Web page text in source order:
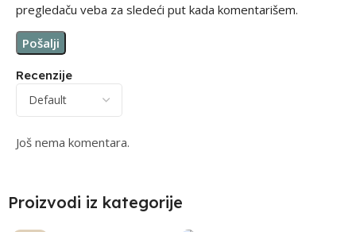
Recenzije
Još nema komentara.
pregledaču veba za sledeći put kada komentarišem.
Proizvodi iz kategorije